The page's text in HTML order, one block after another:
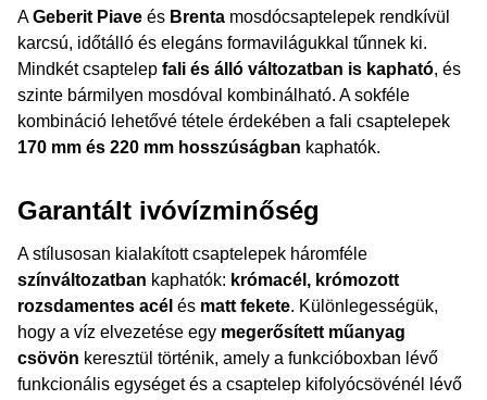
AGeberit Piave és Brenta mosdócsaptelepek rendkívül
karcsú, időtálló és elegáns formavilágukkal tűnnek ki.
Mindkét csaptelep fali és álló változatban is kapható, és
szinte bármilyen mosdóval kombinálható. A sokféle
kombináció lehetővé tétele érdekében a fali csaptelepek
170 mm és 220 mm hosszúságban kaphatók.
Garantált ivóvízminőség
A stílusosan kialakított csaptelepek háromféle
színváltozatban kaphatók: krómacél, krómozott
rozsdamentes acél és matt fekete. Különlegességük,
hogy a víz elvezetése egy megerősített műanyag
csövön keresztül történik, amely a funkcióboxban lévő
funkcionális egységet és a csaptelep kifolyócsövénél lévő